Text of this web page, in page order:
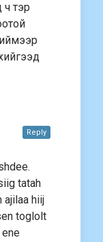
тэр
tatah
ajilaa hiij
toglolt
Reply